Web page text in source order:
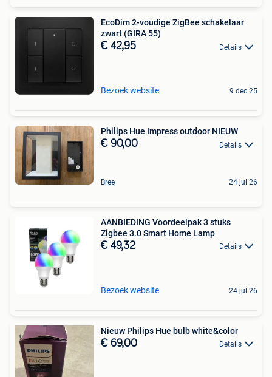
EcoDim 2-voudige ZigBee schakelaar
zwart (GIRA 55)
€ 42,95 Details
Bezoek website 9 dec 25
Philips Hue Impress outdoor NIEUW
€ 90,00 Details
Bree 24 jul 26
AANBIEDING Voordeelpak 3 stuks
Zigbee 3.0 Smart Home Lamp
€ 49,32 Details
Bezoek website 24 jul 26
Nieuw Philips Hue bulb white&color
€ 69,00 Details